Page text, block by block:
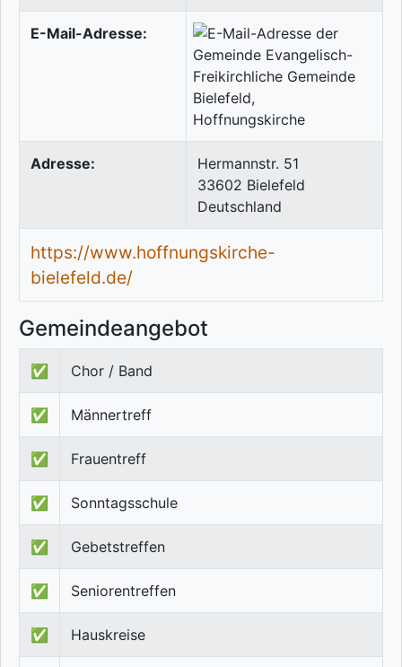
E-Mail-Adresse:
Adresse:
Hermannstr. 51
33602 Bielefeld
Deutschland
https://www.hoffnungskirche-
bielefeld.de/
Gemeindeangebot
✅ Chor / Band
✅ Männertreff
✅ Frauentreff
✅ Sonntagsschule
✅ Gebetstreffen
✅ Seniorentreffen
✅ Hauskreise